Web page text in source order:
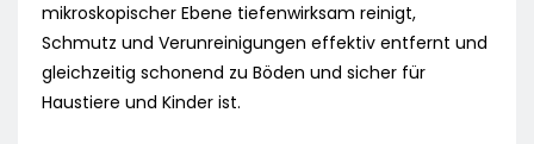
mikroskopischer Ebene tiefenwirksam reinigt,
Schmutz und Verunreinigungen effektiv entfernt und
gleichzeitig schonend zu Böden und sicher für
Haustiere und Kinder ist.